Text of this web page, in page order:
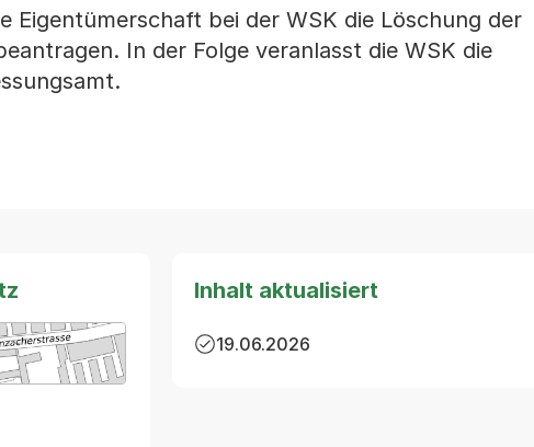
Eigentümerschaft bei der WSK die Löschung der
In der Folge veranlasst die WSK die
in einem neuen Tab oder Fenster geöffnet
Inhalt aktualisiert
19.06.2026